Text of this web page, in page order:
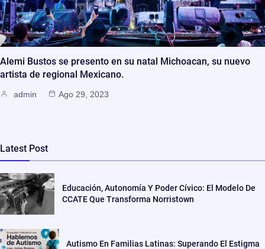
Alemi Bustos se presento en su natal Michoacan, su nuevo
artista de regional Mexicano.
admin Ago 29, 2023
Latest Post
Educación, Autonomía Y Poder Cívico: El Modelo De
CCATE Que Transforma Norristown
Autismo En Familias Latinas: Superando El Estigma